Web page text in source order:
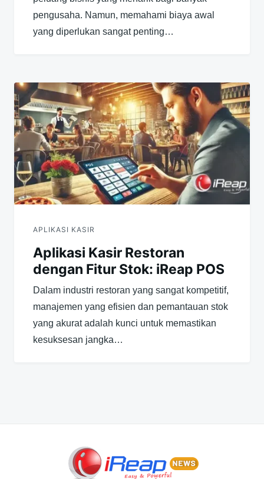
pengusaha. Namun, memahami biaya awal
yang diperlukan sangat penting…
APLIKASI KASIR
Aplikasi Kasir Restoran
dengan Fitur Stok: iReap POS
Dalam industri restoran yang sangat kompetitif,
manajemen yang efisien dan pemantauan stok
yang akurat adalah kunci untuk memastikan
kesuksesan jangka…